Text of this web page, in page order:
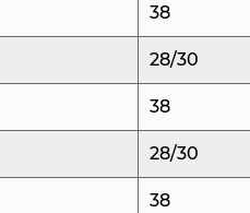
полость и
однородности во
38
28/30
38
28/30
38